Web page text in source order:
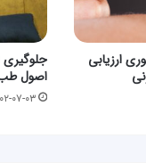
ارزیابی
جلوگیری
اصول
۱۴۰۲-